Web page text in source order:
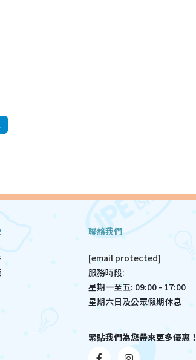
聯絡我們
[email protected]
服務時段:
星期一至五: 09:00 - 17:00
星期六日及公眾假期休息
緊貼我們為您帶來更多優惠！